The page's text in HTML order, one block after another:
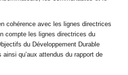
cohérence avec les lignes directrices
compte les lignes directrices du
du Développement Durable
qu’aux attendus du rapport de